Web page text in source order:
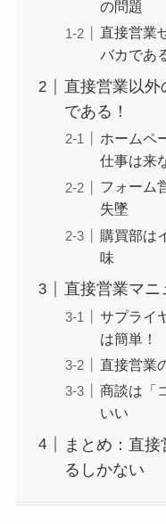
の問題
直接営業
バカであ
直接営業以外
である！
ホームペ
仕事は来
フォーム
失墜
購買部は
味
直接営業マニ
サプライ
は簡単！
直接営業
商談は「
いい
まとめ：直
るしかない